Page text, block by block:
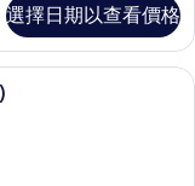
選擇日期以查看價格
布/窗簾、免費無線上網、